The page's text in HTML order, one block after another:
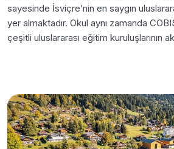
sayesinde İsviçre’nin en saygın
yer almaktadır. Okul aynı zamanda
çeşitli uluslararası eğitim kuruluşlarının